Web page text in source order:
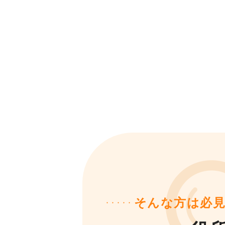
そんな方は必